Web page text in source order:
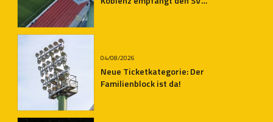
04/08/2026
Neue Ticketkategorie: Der
Familienblock ist da!